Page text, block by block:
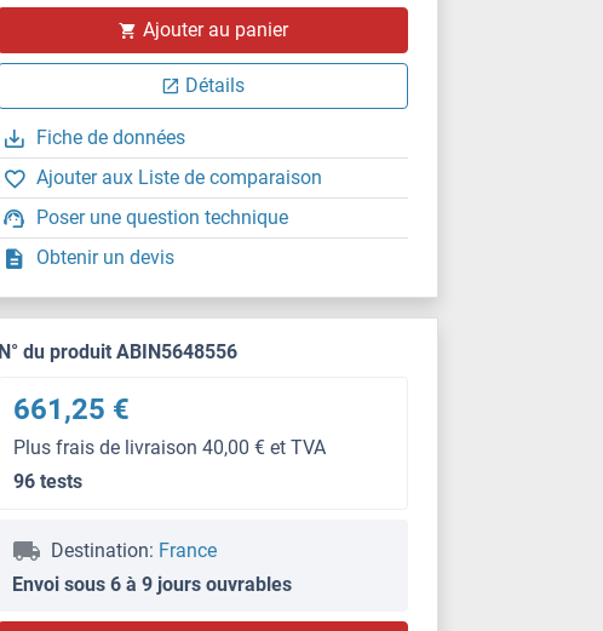
Ajouter au panier
Détails
Fiche de données
Ajouter aux Liste de comparaison
Poser une question technique
Obtenir un devis
N° du produit ABIN5648556
661,25 €
Plus frais de livraison 40,00 € et TVA
96 tests
Destination: France
Envoi sous 6 à 9 jours ouvrables